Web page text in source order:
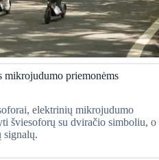
mikrojudumo priemonėms
elektrinių mikrojudumo
šviesoforų su dviračio simboliu, o
signalų.